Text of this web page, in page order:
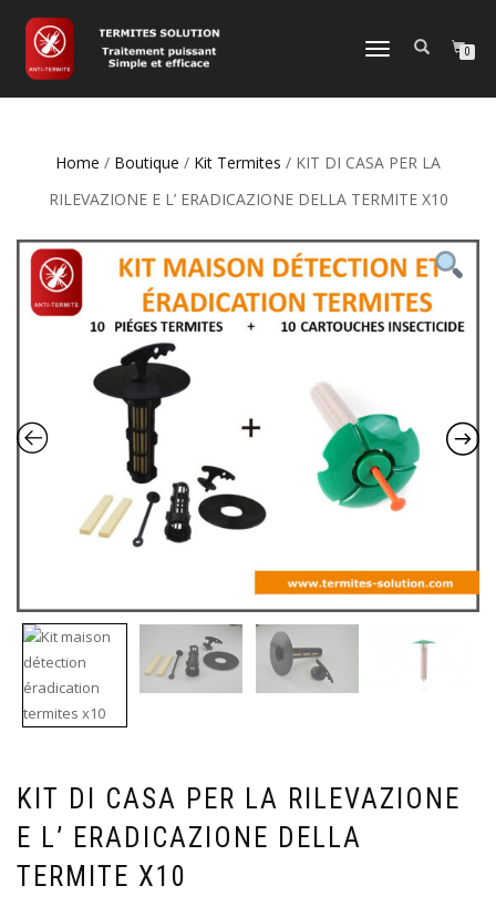
NAVIGAZIONE
0
Home / Boutique / Kit Termites / KIT DI CASA PER LA
RILEVAZIONE E L’ ERADICAZIONE DELLA TERMITE X10
KIT DI CASA PER LA RILEVAZIONE
E L’ ERADICAZIONE DELLA
TERMITE X10